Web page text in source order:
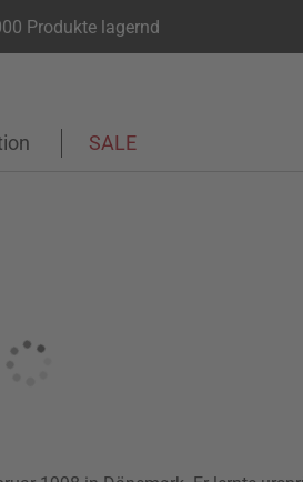
Produkte lagernd
SALE